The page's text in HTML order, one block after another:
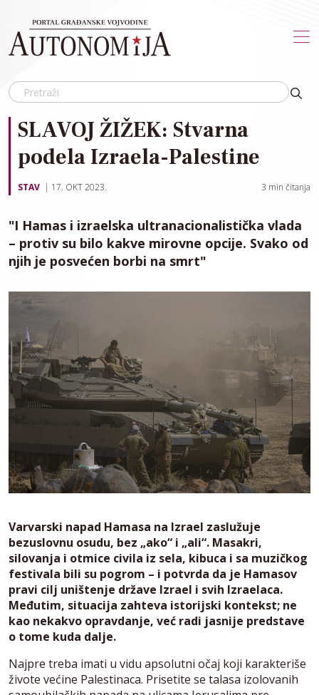
SLAVOJ ŽIŽEK: Stvarna
podela Izraela-Palestine
STAV 17. OKT 2023. 3 min čitanja
"I Hamas i izraelska ultranacionalistička vlada
– protiv su bilo kakve mirovne opcije. Svako od
njih je posvećen borbi na smrt"
Varvarski napad Hamasa na Izrael zaslužuje
bezuslovnu osudu, bez „ako“ i „ali“. Masakri,
silovanja i otmice civila iz sela, kibuca i sa muzičkog
festivala bili su pogrom – i potvrda da je Hamasov
pravi cilj uništenje države Izrael i svih Izraelaca.
Međutim, situacija zahteva istorijski kontekst; ne
kao nekakvo opravdanje, već radi jasnije predstave
o tome kuda dalje.
Najpre treba imati u vidu apsolutni očaj koji karakteriše
živote većine Palestinaca. Prisetite se talasa izolovanih